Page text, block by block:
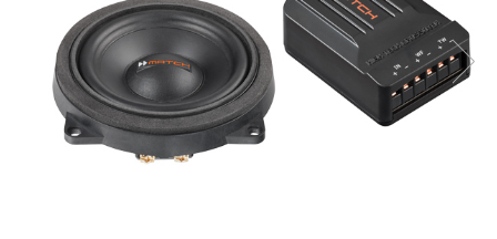
Rame adaptoare
Condensatoare
Adaptoare Hi-Low